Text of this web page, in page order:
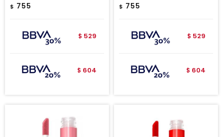
$ 755
$ 529
$ 604
$ 755
$ 529
$ 604